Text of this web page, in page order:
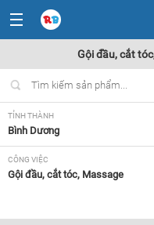
Gội đầu, cắt
TỈNH THÀNH
Bình Dương
CÔNG VIỆC
Gội đầu, cắt tóc, Massage
Tất cả